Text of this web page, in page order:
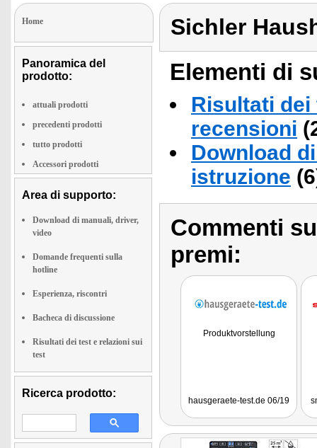
Home
Panoramica del
prodotto:
attuali prodotti
precedenti prodotti
tutto prodotti
Accessori prodotti
Area di supporto:
Download di manuali, driver,
video
Domande frequenti sulla
hotline
Esperienza, riscontri
Bacheca di discussione
Risultati dei test e relazioni sui
test
Ricerca prodotto:
Sichler
Elementi di
Risultati
recensioni
Download
istruzione
Commenti
premi:
Produktvorstellung
hausgeraete-test.de 06/19